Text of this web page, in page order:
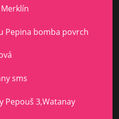
Pepina bomba povrch
sms
Pepouš 3,Watanay